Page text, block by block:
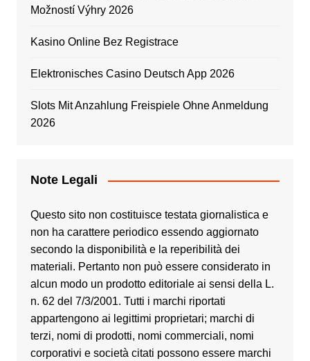
Možností Výhry 2026
Kasino Online Bez Registrace
Elektronisches Casino Deutsch App 2026
Slots Mit Anzahlung Freispiele Ohne Anmeldung
2026
Note Legali
Questo sito non costituisce testata giornalistica e
non ha carattere periodico essendo aggiornato
secondo la disponibilità e la reperibilità dei
materiali. Pertanto non può essere considerato in
alcun modo un prodotto editoriale ai sensi della L.
n. 62 del 7/3/2001. Tutti i marchi riportati
appartengono ai legittimi proprietari; marchi di
terzi, nomi di prodotti, nomi commerciali, nomi
corporativi e società citati possono essere marchi